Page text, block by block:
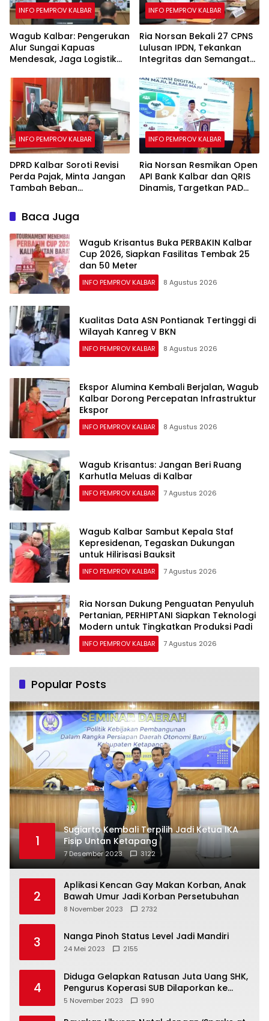
INFO PEMPROV KALBAR
Wagub Kalbar: Pengerukan
Alur Sungai Kapuas
Mendesak, Jaga Logistik
INFO PEMPROV KALBAR
Ria Norsan Bekali 27 CPNS
Lulusan IPDN, Tekankan
Integritas dan Semangat
INFO PEMPROV KALBAR
DPRD Kalbar Soroti Revisi
Perda Pajak, Minta Jangan
Tambah Beban
INFO PEMPROV KALBAR
Ria Norsan Resmikan Open
API Bank Kalbar dan QRIS
Dinamis, Targetkan PAD
Baca Juga
Wagub Krisantus Buka PERBAKIN Kalbar
Cup 2026, Siapkan Fasilitas Tembak 25
dan 50 Meter
INFO PEMPROV KALBAR 8 Agustus 2026
Kualitas Data ASN Pontianak Tertinggi di
Wilayah Kanreg V BKN
INFO PEMPROV KALBAR 8 Agustus 2026
Ekspor Alumina Kembali Berjalan, Wagub
Kalbar Dorong Percepatan Infrastruktur
Ekspor
INFO PEMPROV KALBAR 8 Agustus 2026
Wagub Krisantus: Jangan Beri Ruang
Karhutla Meluas di Kalbar
INFO PEMPROV KALBAR 7 Agustus 2026
Wagub Kalbar Sambut Kepala Staf
Kepresidenan, Tegaskan Dukungan
untuk Hilirisasi Bauksit
INFO PEMPROV KALBAR 7 Agustus 2026
Ria Norsan Dukung Penguatan Penyuluh
Pertanian, PERHIPTANI Siapkan Teknologi
Modern untuk Tingkatkan Produksi Padi
INFO PEMPROV KALBAR 7 Agustus 2026
Popular Posts
1
Sugiarto Kembali Terpilih Jadi Ketua IKA
Fisip Untan Ketapang
7 Desember 2023 3122
2
Aplikasi Kencan Gay Makan Korban, Anak
Bawah Umur Jadi Korban Persetubuhan
8 November 2023 2732
3 Nanga Pinoh Status Level Jadi Mandiri
24 Mei 2023 2155
4
Diduga Gelapkan Ratusan Juta Uang SHK,
Pengurus Koperasi SUB Dilaporkan ke
Polisi
5 November 2023 990